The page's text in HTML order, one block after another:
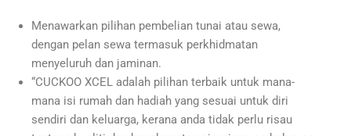
Menawarkan pilihan pembelian tunai atau sewa,
dengan pelan sewa termasuk perkhidmatan
menyeluruh dan jaminan.
“CUCKOO XCEL adalah pilihan terbaik untuk mana-
mana isi rumah dan hadiah yang sesuai untuk diri
sendiri dan keluarga, kerana anda tidak perlu risau